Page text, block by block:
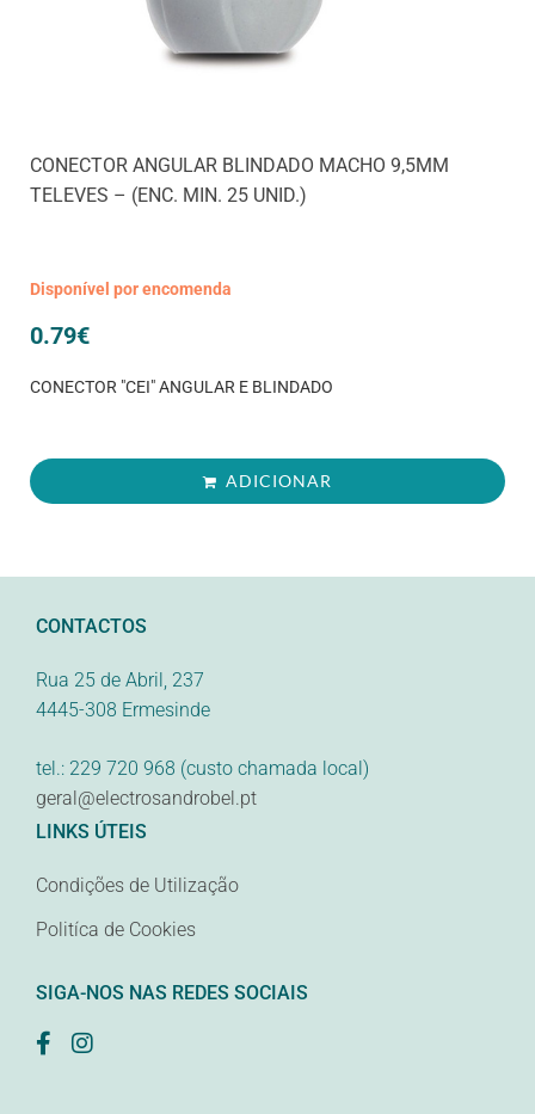
CONECTOR ANGULAR BLINDADO MACHO 9,5MM
TELEVES – (ENC. MIN. 25 UNID.)
Disponível por encomenda
0.79€
CONECTOR "CEI" ANGULAR E BLINDADO
ADICIONAR
CONTACTOS
Rua 25 de Abril, 237
4445-308 Ermesinde
tel.: 229 720 968 (custo chamada local)
geral@electrosandrobel.pt
LINKS ÚTEIS
Condições de Utilização
Politíca de Cookies
SIGA-NOS NAS REDES SOCIAIS